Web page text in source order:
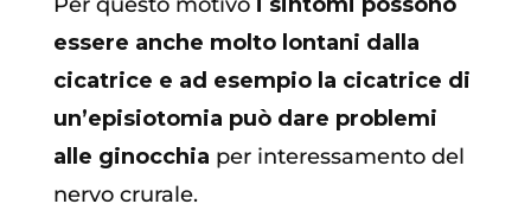
essere anche molto lontani dalla
cicatrice e ad esempio la cicatrice di
un’episiotomia può dare problemi
alle ginocchia per interessamento del
nervo crurale.